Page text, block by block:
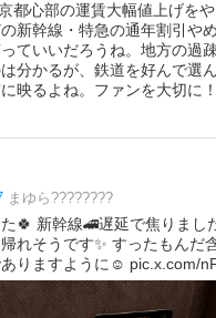
都心部の運賃大幅値上げを
新幹線・特急の通年割引や
ていいだろうね。地方の過
分かるが、鉄道を好んで選
映るよね。ファンを大切に！
まゆら????????
🍀 新幹線🚄遅延で焦りまし
れそうです✨ すったもんだ
りますように☺️ pic.x.com/